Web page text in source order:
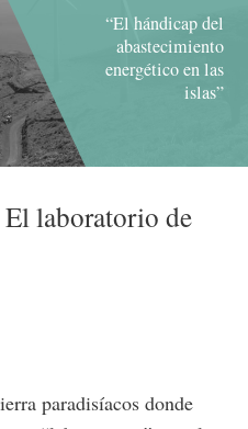
“El hándicap del
abastecimiento
energético en las
islas”
laboratorio de
paradisíacos donde